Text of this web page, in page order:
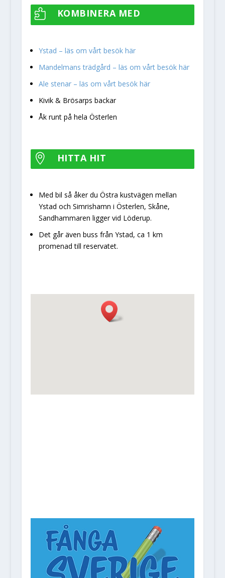
 KOMBINERA MED
Ystad – läs om vårt besök här
Mandelmans trädgård – läs om vårt besök här
Ale stenar – läs om vårt besök här
Kivik & Brösarps backar
Åk runt på hela Österlen
 HITTA HIT
Med bil så åker du Östra kustvägen mellan
Ystad och Simrishamn i Österlen, Skåne,
Sandhammaren ligger vid Löderup.
Det går även buss från Ystad, ca 1 km
promenad till reservatet.